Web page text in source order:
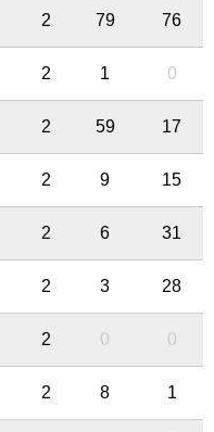
2 79 76
2 1 0
2 59 17
2 9 15
2 6 31
2 3 28
2 0 0
2 8 1